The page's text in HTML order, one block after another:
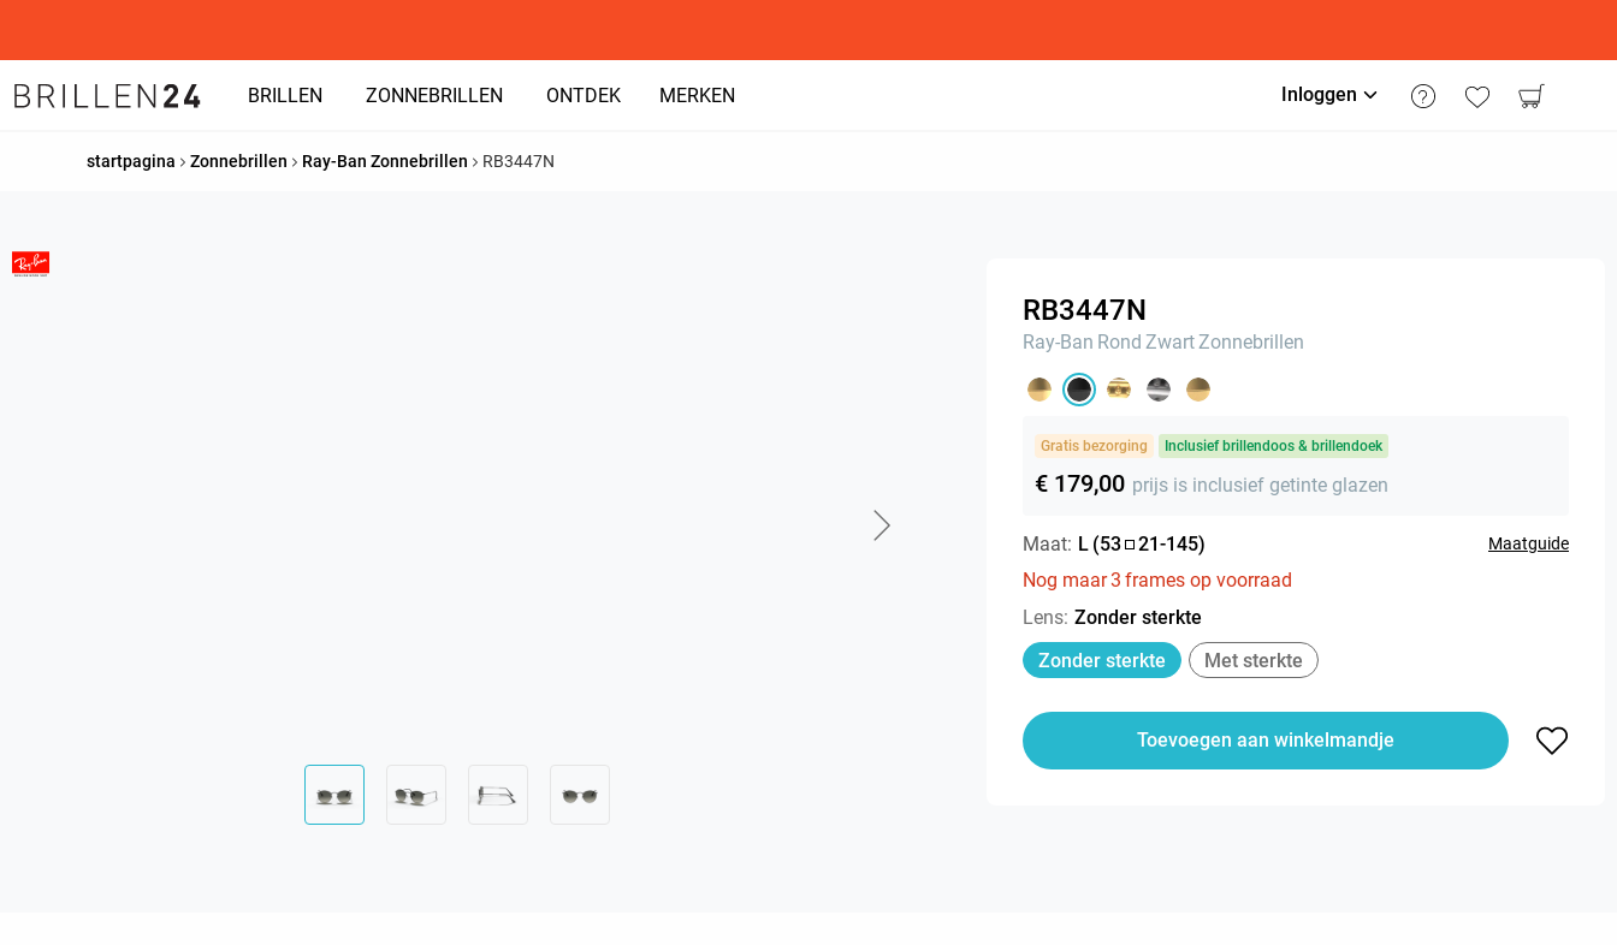
BRILLEN ZONNEBRILLEN ONTDEK MERKEN Inloggen
startpagina Zonnebrillen Ray-Ban Zonnebrillen RB3447N
RB3447N
Ray-Ban Rond ZwartZonnebrillen
Gratis bezorging Inclusief brillendoos & brillendoek
€ 179,00 prijs is inclusief getinte glazen
Maat: L (53 21-145) Maatguide
Nog maar3 frames op voorraad
Lens: Zonder sterkte
Zonder sterkte
Met sterkte
Toevoegen aan winkelmandje